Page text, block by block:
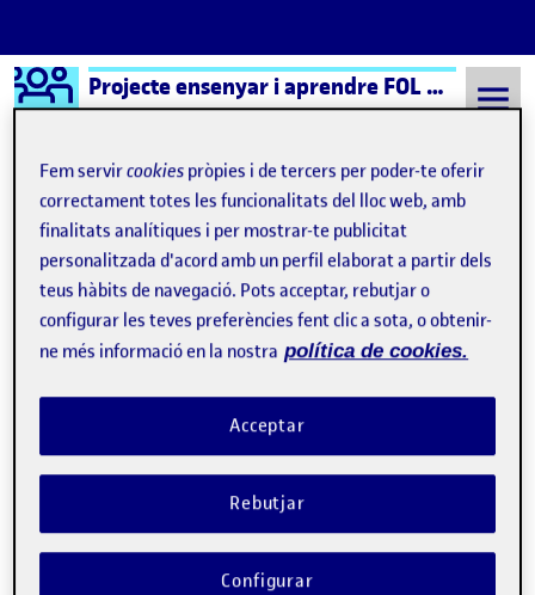
Saltar al contingut
Logo Ágora Projecte ensenyar i aprendre FOL – Aula 1
Semestre 20231 - Aula 1 1 Març, 2024
1 Març, 2024
Fase de disseny: competència digital
Publicat per
David Borrell Palau
Data de publicació1 maig, 2024 11:55 am
-comentariel Fase de disseny: competència
Fem servircookies pròpies i de tercers per poder-te oferir
correctament totes les funcionalitats del lloc web, amb
finalitats analítiques i per mostrar-te publicitat
personalitzada d'acord amb un perfil elaborat a partir dels
teus hàbits de navegació. Pots acceptar, rebutjar o
configurar les teves preferències fent clic a sota, o obtenir-
ne més informació en la nostra política de cookies.
Rebutjar
Acceptar
Configurar